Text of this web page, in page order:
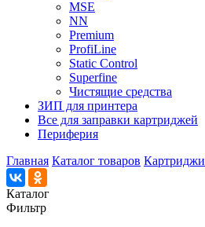
MSE
NN
Premium
ProfiLine
Static Control
Superfine
Чистящие средства
ЗИП для принтера
Все для заправки картриджей
Периферия
Главная Каталог товаров Картриджи
Каталог
Фильтр